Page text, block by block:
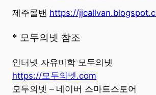
제주콜밴 https://
* 모두의넷 참조
인터넷 자유미학 모두의넷
https://모두의넷.com
모두의넷 – 네이버 스마트스토어